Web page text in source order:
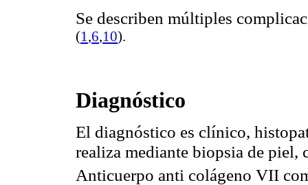
Se describen múltiples
(1,6,10).
Diagnóstico
El diagnóstico es clínico,
realiza mediante biopsia de piel,
Anticuerpo anti colágeno VII